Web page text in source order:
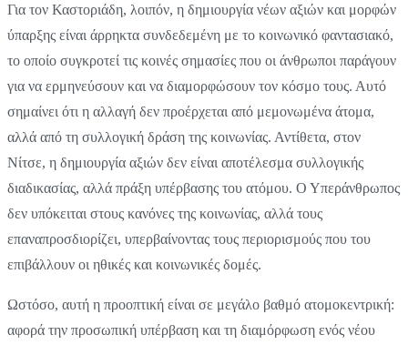
Για τον Καστοριάδη, λοιπόν, η δημιουργία νέων αξιών και μορφών
ύπαρξης είναι άρρηκτα συνδεδεμένη με το κοινωνικό φαντασιακό,
το οποίο συγκροτεί τις κοινές σημασίες που οι άνθρωποι παράγουν
για να ερμηνεύσουν και να διαμορφώσουν τον κόσμο τους. Αυτό
σημαίνει ότι η αλλαγή δεν προέρχεται από μεμονωμένα άτομα,
αλλά από τη συλλογική δράση της κοινωνίας. Αντίθετα, στον
Νίτσε, η δημιουργία αξιών δεν είναι αποτέλεσμα συλλογικής
διαδικασίας, αλλά πράξη υπέρβασης του ατόμου. Ο Υπεράνθρωπος
δεν υπόκειται στους κανόνες της κοινωνίας, αλλά τους
επαναπροσδιορίζει, υπερβαίνοντας τους περιορισμούς που του
επιβάλλουν οι ηθικές και κοινωνικές δομές.
Ωστόσο, αυτή η προοπτική είναι σε μεγάλο βαθμό ατομοκεντρική:
αφορά την προσωπική υπέρβαση και τη διαμόρφωση ενός νέου